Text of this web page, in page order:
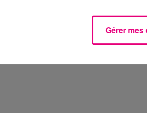
Gérer mes